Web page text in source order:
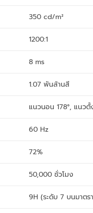
350 cd/m²
1200:1
8 ms
1.07 พันล้านสี
แนวนอน 178°, แนวตั้
60 Hz
72%
50,000 ชั่วโมง
9H (ระดับ 7 บนมาตร